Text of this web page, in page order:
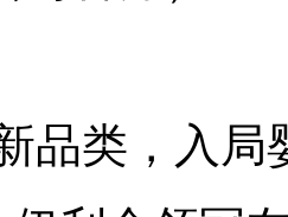
品类，入局